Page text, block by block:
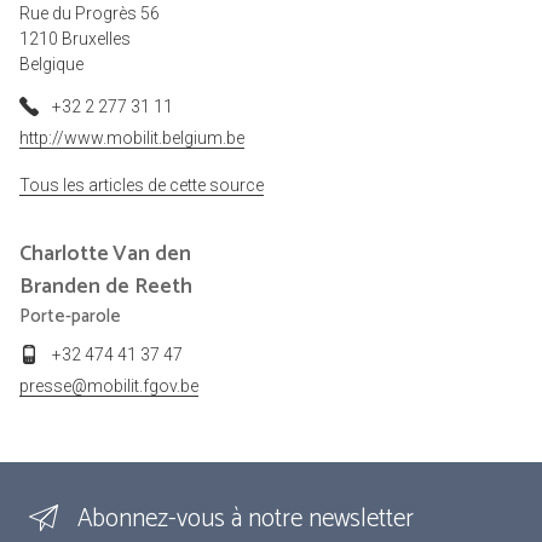
Rue du Progrès 56
1210 Bruxelles
Belgique
+32 2 277 31 11
http://www.mobilit.belgium.be
Tous les articles de cette source
CharlotteVan den
Branden de Reeth
Porte-parole
+32 474 41 37 47
presse@mobilit.fgov.be
Abonnez-vous à notre newsletter